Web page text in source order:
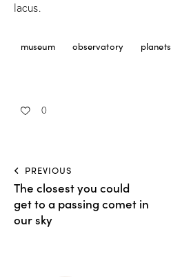
lacus.
museum observatory planets
0
PREVIOUS
The closest you could
get to a passing comet in
our sky